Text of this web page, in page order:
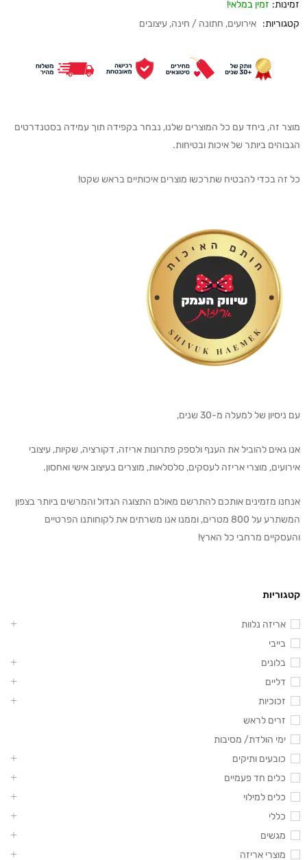
זמינות: זמין במלאי!
קטגוריות: אירועים, חתונה / חינה, עיצובים
מוצר זה, ביחד עם כל המוצרים שלנו, נבחר בקפידה תוך עמידה בסטנדרטים
הגבוהים ביותר של איכות ובטיחות.
כל זה בכדי להבטיח שתרכשו מוצרים איכותיים בראש שקט!
עם ניסיון של למעלה מ-30 שנים,
אנו גאים להוביל את הענף ולספק פתרונות אריזה, דקורציה, שקיות, עיצובי
אירועים, מוצרי אריזה לעסקים, סלסלאות, מוצרים בעיצוב אישי ואחסון.
אנחנו מזמינים אותכם להתרשם מאולם התצוגה הגדול והמרשים ביותר בצפון
המשתרע על 800 מטרים, וממנו אנו משרתים את לקוחותנו הפרטיים
והעסקיים מרחבי כל הארץ!
קטגוריות
אריזה נלוות
בייבי
בלונים
דליים
זכוכיות
זרים לראש
ימי הולדת/ מסיבות
כובעים ותיקים
כלים חד פעמיים
כלים למילוי
כללי
מגשים
מוצרי אריזה